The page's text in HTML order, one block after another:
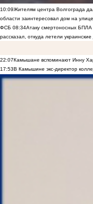
10:09Жителям центра Волгограда
области заинтересовал дом на
ФСБ 08:34Атаку смертоносных
рассказал, откуда летели
22:07Камышане вспоминают Инну
17:53В Камышине экс-директор